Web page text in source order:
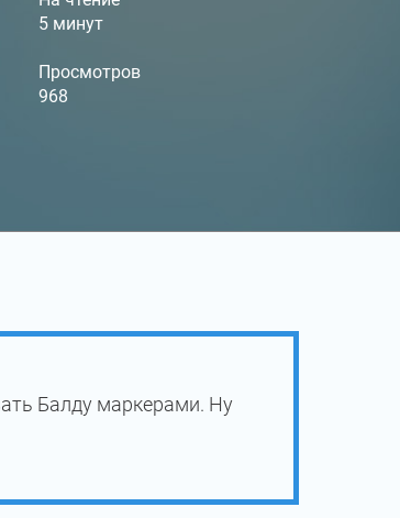
5 минут
Просмотров
968
Балду маркерами. Ну